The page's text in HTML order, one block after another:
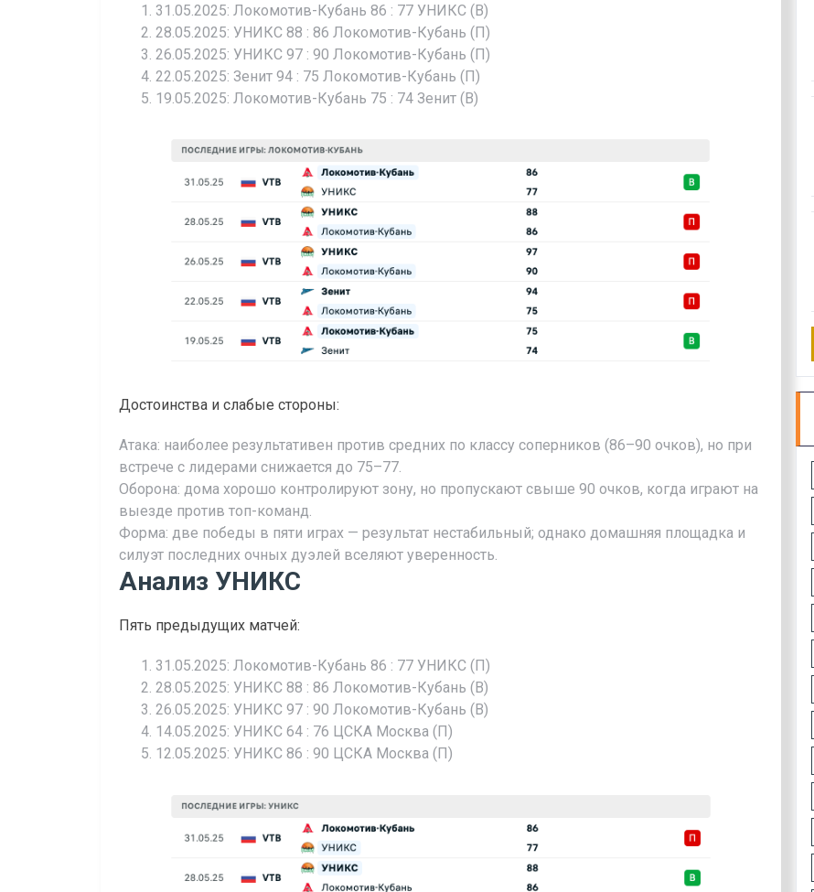
31.05.2025: Локомотив-Кубань 86 : 77 УНИКС (В)
28.05.2025: УНИКС 88 : 86 Локомотив-Кубань (П)
26.05.2025: УНИКС 97 : 90 Локомотив-Кубань (П)
22.05.2025: Зенит 94 : 75 Локомотив-Кубань (П)
19.05.2025: Локомотив-Кубань 75 : 74 Зенит (В)
Достоинства и слабые стороны:
Атака: наиболее результативен против средних по классу соперников (86–90 очков), но при
встрече с лидерами снижается до 75–77.
Оборона: дома хорошо контролируют зону, но пропускают свыше 90 очков, когда играют на
выезде против топ-команд.
Форма: две победы в пяти играх — результат нестабильный; однако домашняя площадка и
силуэт последних очных дуэлей вселяют уверенность.
Анализ УНИКС
Пять предыдущих матчей:
31.05.2025: Локомотив-Кубань 86 : 77 УНИКС (П)
28.05.2025: УНИКС 88 : 86 Локомотив-Кубань (В)
26.05.2025: УНИКС 97 : 90 Локомотив-Кубань (В)
14.05.2025: УНИКС 64 : 76 ЦСКА Москва (П)
12.05.2025: УНИКС 86 : 90 ЦСКА Москва (П)